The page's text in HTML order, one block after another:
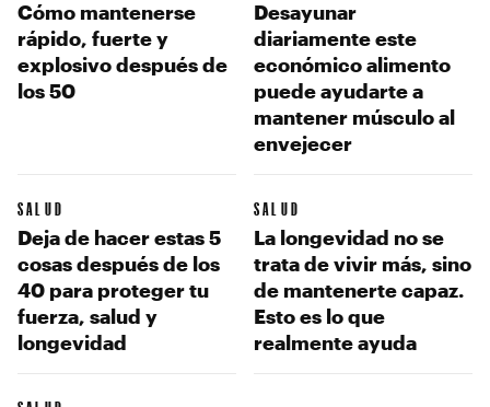
Cómo mantenerse
rápido, fuerte y
explosivo después de
los 50
Desayunar
diariamente este
económico alimento
puede ayudarte a
mantener músculo al
envejecer
SALUD
Deja de hacer estas 5
cosas después de los
40 para proteger tu
fuerza, salud y
longevidad
SALUD
La longevidad no se
trata de vivir más, sino
de mantenerte capaz.
Esto es lo que
realmente ayuda